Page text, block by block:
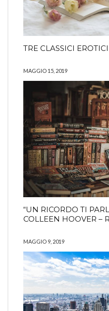
TRE CLASSICI
MAGGIO 15, 2019
“UN RICORDO TI
COLLEEN HOOVER –
MAGGIO 9, 2019